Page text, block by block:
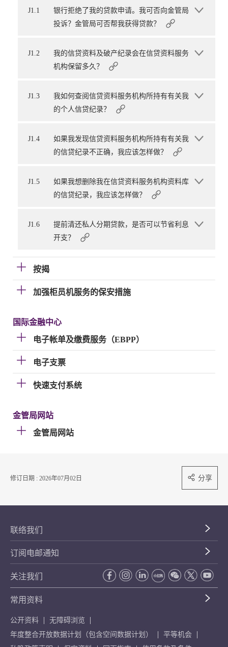
J1.1
银行拒绝了我的贷款申请。我可否向金管局
投诉？金管局可否帮我获得贷款？
J1.2
我的信贷资料及破产纪录会在信贷资料服务
机构保留多久？
J1.3
我如何查阅信贷资料服务机构所持有有关我
的个人信贷纪录？
J1.4
如果我发现信贷资料服务机构所持有有关我
的信贷纪录不正确，我应该怎样做？
J1.5
如果我想删除我在信贷资料服务机构资料库
的信贷纪录，我应该怎样做？
J1.6
提前清还私人分期贷款，是否可以节省利息
开支？
按揭
加强柜员机服务的保安措施
国际金融中心
电子帐单及缴费服务（EBPP）
电子支票
快速支付系统
金管局网站
金管局网站
修订日期 : 2026年07月02日 分享
联络我们
订阅电邮通知
关注我们
常用资料
公开资料
无障碍浏览
年度整合开放数据计划（包含空间数据计划）
平等机会